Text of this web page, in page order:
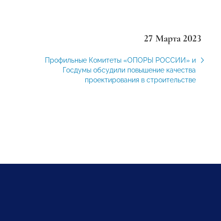
27 Марта 2023
Профильные Комитеты «ОПОРЫ РОССИИ» и
Госдумы обсудили повышение качества
проектирования в строительстве